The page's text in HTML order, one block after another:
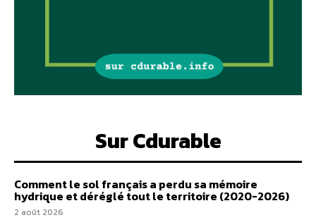
Sur Cdurable
Comment le sol français a perdu sa mémoire
hydrique et déréglé tout le territoire (2020-2026)
2 août 2026